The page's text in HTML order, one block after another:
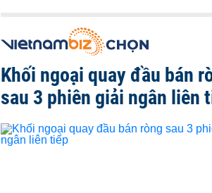
Khối ngoại quay đầu bán
sau 3 phiên giải ngân liên